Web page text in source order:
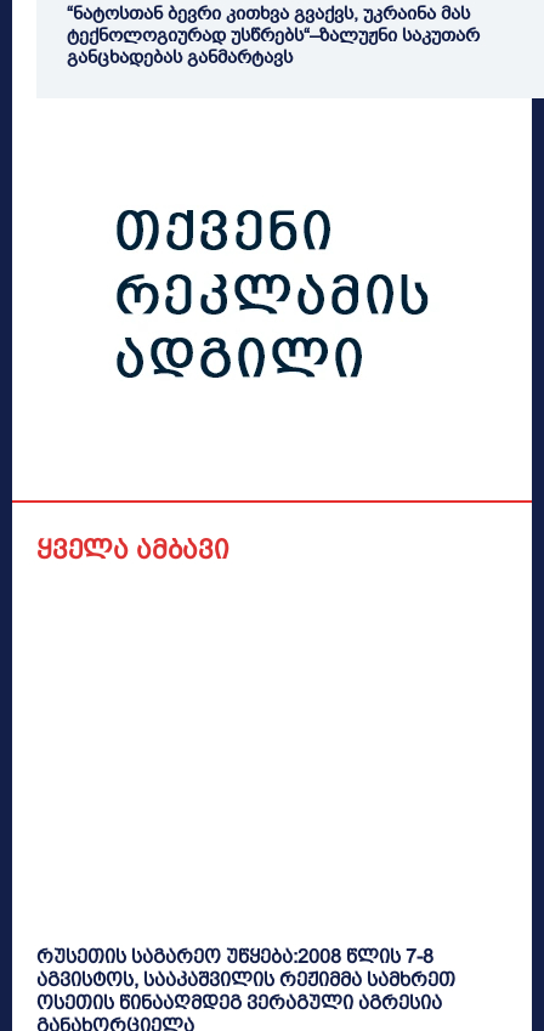
“ნატოსთან ბევრი კითხვა გვაქვს, უკრაინა მას
ტექნოლოგიურად უსწრებს“–ზალუჟნი საკუთარ
განცხადებას განმარტავს
ყველა ამბავი
რუსეთის საგარეო უწყება:2008 წლის 7-8
აგვისტოს, სააკაშვილის რეჟიმმა სამხრეთ
ოსეთის წინააღმდეგ ვერაგული აგრესია
განახორციელა